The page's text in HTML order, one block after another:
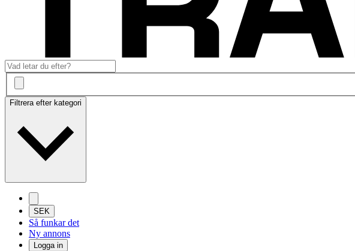
Filtrera efter kategori
SEK
Så funkar det
Ny annons
Logga in